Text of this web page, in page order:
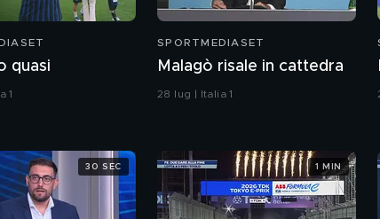
quasi
1
SPORTMEDIASET
Malagò risale in cattedra
28 lug | Italia 1
30 SEC 1 MIN